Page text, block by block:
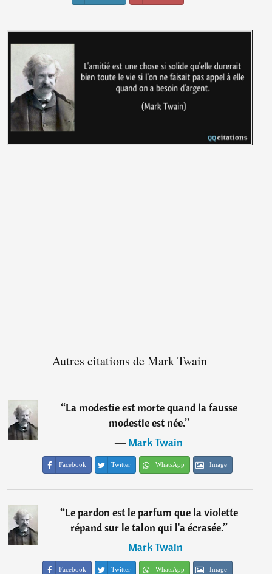
Autres citations de Mark Twain
“La modestie est morte quand la fausse
modestie est née.”
―Mark Twain
Facebook Twitter WhatsApp Image
“Le pardon est le parfum que la violette
répand sur le talon qui l'a écrasée.”
―Mark Twain
Facebook Twitter WhatsApp Image